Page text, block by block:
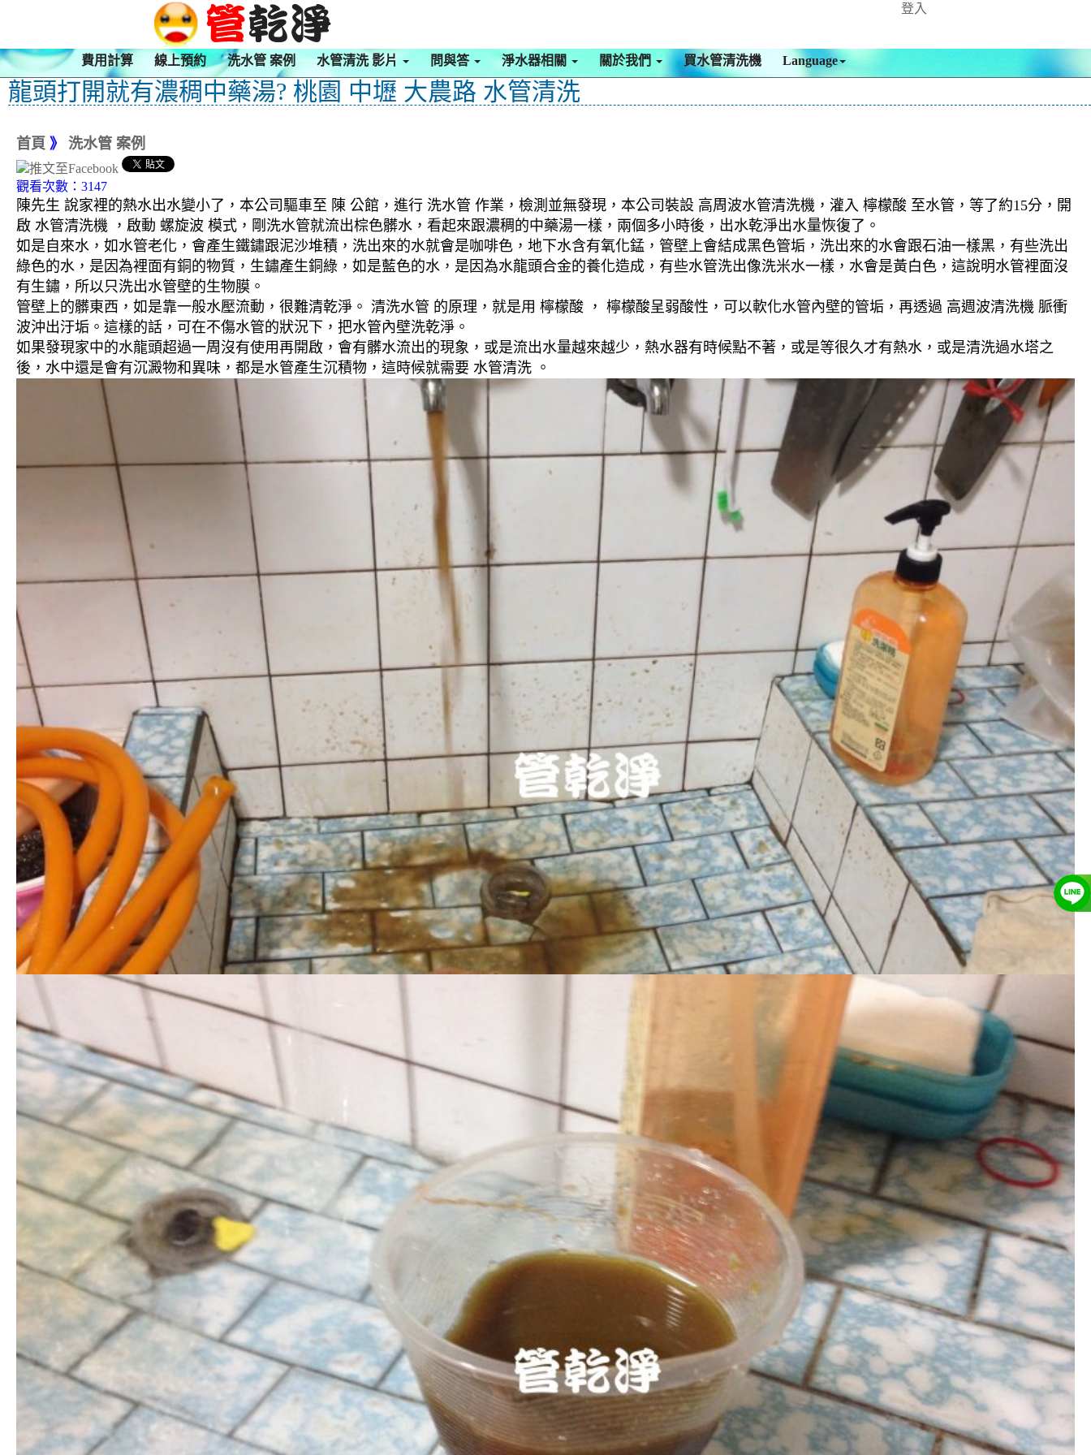
登入
費用計算 線上預約 洗水管 案例 水管清洗 影片 問與答 淨水器相關 關於我們 買水管清洗機 Language
龍頭打開就有濃稠中藥湯? 桃園 中壢 大農路 水管清洗
首頁 》 洗水管 案例
觀看次數：3147
陳先生 說家裡的熱水出水變小了，本公司驅車至 陳 公館，進行 洗水管 作業，檢測並無發現，本公司裝設 高周波水管清洗機，灌入 檸檬酸 至水管，等了約15分，開
啟 水管清洗機 ，啟動 螺旋波 模式，剛洗水管就流出棕色髒水，看起來跟濃稠的中藥湯一樣，兩個多小時後，出水乾淨出水量恢復了。
如是自來水，如水管老化，會產生鐵鏽跟泥沙堆積，洗出來的水就會是咖啡色，地下水含有氧化錳，管壁上會結成黑色管垢，洗出來的水會跟石油一樣黑，有些洗出
綠色的水，是因為裡面有銅的物質，生鏽產生銅綠，如是藍色的水，是因為水龍頭合金的養化造成，有些水管洗出像洗米水一樣，水會是黃白色，這說明水管裡面沒
有生鏽，所以只洗出水管壁的生物膜。
管壁上的髒東西，如是靠一般水壓流動，很難清乾淨。 清洗水管 的原理，就是用 檸檬酸 ， 檸檬酸呈弱酸性，可以軟化水管內壁的管垢，再透過 高週波清洗機 脈衝
波沖出汙垢。這樣的話，可在不傷水管的狀況下，把水管內壁洗乾淨。
如果發現家中的水龍頭超過一周沒有使用再開啟，會有髒水流出的現象，或是流出水量越來越少，熱水器有時候點不著，或是等很久才有熱水，或是清洗過水塔之
後，水中還是會有沉澱物和異味，都是水管產生沉積物，這時候就需要 水管清洗 。